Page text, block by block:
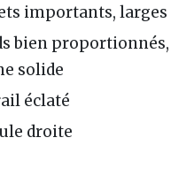
importants, larges
bien proportionnés,
solide
éclaté
droite